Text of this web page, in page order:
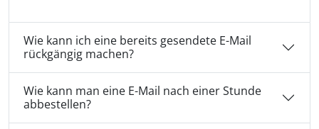
Wie kann ich eine bereits gesendete E-Mail
rückgängig machen?
Wie kann man eine E-Mail nach einer Stunde
abbestellen?